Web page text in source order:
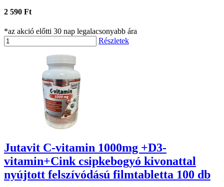
2 590 Ft
*az akció előtti 30 nap legalacsonyabb ára
Részletek
Jutavit C-vitamin 1000mg +D3-
vitamin+Cink csipkebogyó kivonattal
nyújtott felszívódású filmtabletta 100 db